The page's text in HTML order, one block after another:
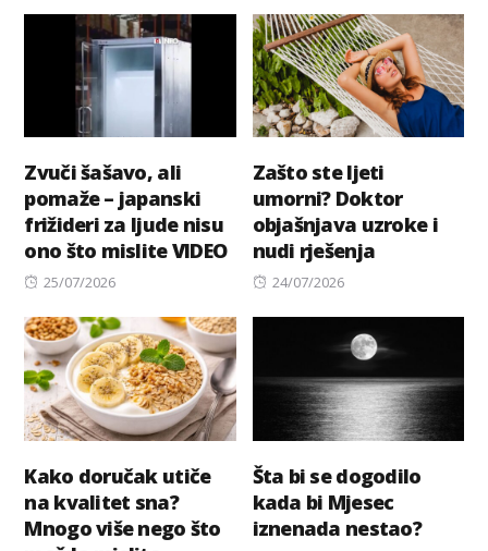
Zvuči šašavo, ali
pomaže – japanski
frižideri za ljude nisu
ono što mislite VIDEO
Posted
25/07/2026
Zašto ste ljeti
umorni? Doktor
objašnjava uzroke i
nudi rješenja
Posted
24/07/2026
Kako doručak utiče
na kvalitet sna?
Mnogo više nego što
Šta bi se dogodilo
kada bi Mjesec
iznenada nestao?